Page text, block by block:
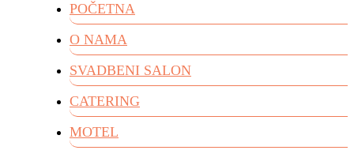
POČETNA
O NAMA
SVADBENI SALON
CATERING
MOTEL